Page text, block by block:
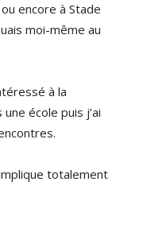
encore à Stade
moi-même au
à la
école puis j’ai
totalement